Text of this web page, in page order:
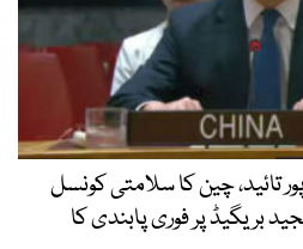
تائید، چین کا سلامتی کونسل
بریگیڈ پر فوری پابندی کا